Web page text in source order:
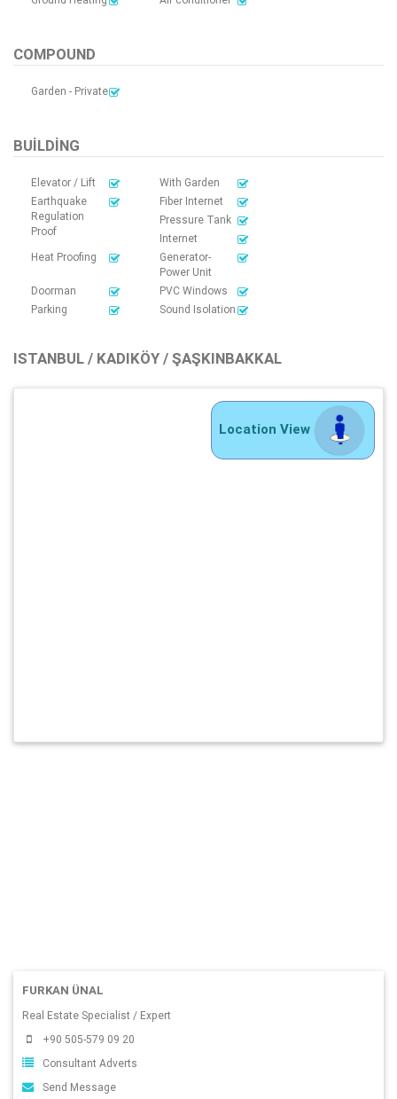
COMPOUND
Garden - Private
BUILDING
Elevator / Lift
With Garden
Earthquake
Regulation
Proof
Fiber Internet
Pressure Tank
Internet
Heat Proofing
Generator-
Power Unit
Doorman
PVC Windows
Parking
Sound Isolation
ISTANBUL / KADIKÖY / ŞAŞKINBAKKAL
Location View
FURKAN ÜNAL
Real Estate Specialist / Expert
+90 505-579 09 20
Consultant Adverts
Send Message